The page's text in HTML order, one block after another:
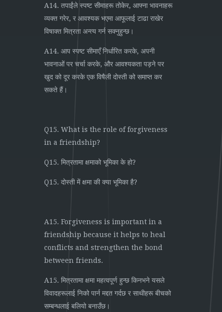
A14. तपाईंले स्पष्ट सीमाहरू तोकेर, आफ्ना भावनाहरू
व्यक्त गरेर, र आवश्यक भएमा आफूलाई टाढा राखेर
विषाक्त मित्रता अन्त्य गर्न सक्नुहुन्छ।
A14. आप स्पष्ट सीमाएँ निर्धारित करके, अपनी
भावनाओं पर चर्चा करके, और आवश्यकता पड़ने पर
खुद को दूर करके एक विषैली दोस्ती को समाप्त कर
सकते हैं।
Q15. What is the role of forgiveness
in a friendship?
Q15. मित्रतामा क्षमाको भूमिका के हो?
Q15. दोस्ती में क्षमा की क्या भूमिका है?
A15. Forgiveness is important in a
friendship because it helps to heal
conflicts and strengthen the bond
between friends.
A15. मित्रतामा क्षमा महत्वपूर्ण हुन्छ किनभने यसले
विवादहरूलाई निको पार्न मद्दत गर्दछ र साथीहरू बीचको
सम्बन्धलाई बलियो बनाउँछ।